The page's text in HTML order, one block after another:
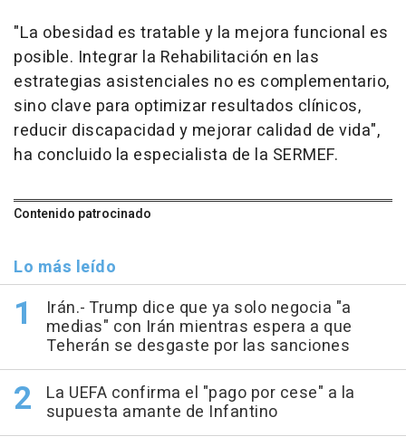
"La obesidad es tratable y la mejora funcional es
posible. Integrar la Rehabilitación en las
estrategias asistenciales no es complementario,
sino clave para optimizar resultados clínicos,
reducir discapacidad y mejorar calidad de vida",
ha concluido la especialista de la SERMEF.
Contenido patrocinado
Lo más leído
Irán.- Trump dice que ya solo negocia "a
medias" con Irán mientras espera a que
Teherán se desgaste por las sanciones
La UEFA confirma el "pago por cese" a la
supuesta amante de Infantino